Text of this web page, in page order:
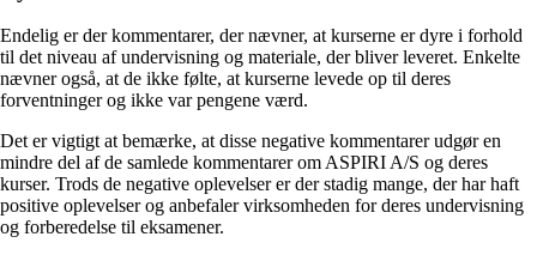
Endelig er der kommentarer, der nævner, at kurserne er dyre i forhold
til det niveau af undervisning og materiale, der bliver leveret. Enkelte
nævner også, at de ikke følte, at kurserne levede op til deres
forventninger og ikke var pengene værd.
Det er vigtigt at bemærke, at disse negative kommentarer udgør en
mindre del af de samlede kommentarer om ASPIRI A/S og deres
kurser. Trods de negative oplevelser er der stadig mange, der har haft
positive oplevelser og anbefaler virksomheden for deres undervisning
og forberedelse til eksamener.